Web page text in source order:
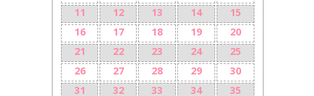
11
12 13 14
15
16
17 18 19
20
21
22 23 24
25
26
27 28 29
30
31
32 33 34 35